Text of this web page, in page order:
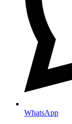
WhatsApp